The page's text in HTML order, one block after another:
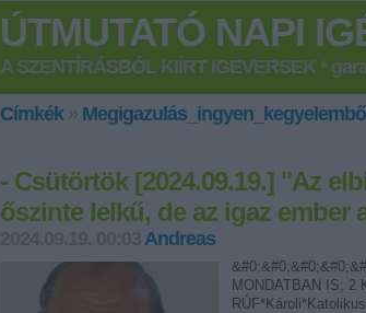
ÚTMUTATÓ NAPI
A SZENTÍRÁSBÓL KIÍRT IGEVERSEK *
Címkék»
- Csütörtök [2024.09.19.] "Az
őszinte lelkű, de az igaz ember
Andreas
MONDATBAN IS; 2